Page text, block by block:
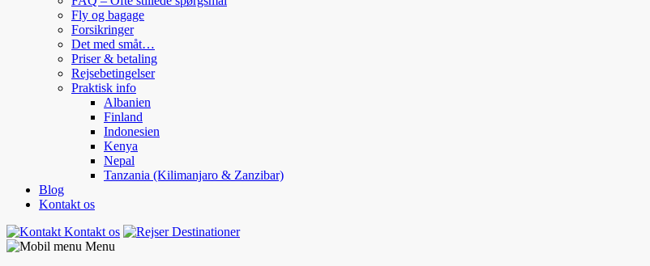
Fly og bagage
Forsikringer
Det med småt…
Priser & betaling
Rejsebetingelser
Praktisk info
Albanien
Finland
Indonesien
Kenya
Nepal
Tanzania (Kilimanjaro & Zanzibar)
Blog
Kontakt os
Kontakt os
Destinationer
Menu